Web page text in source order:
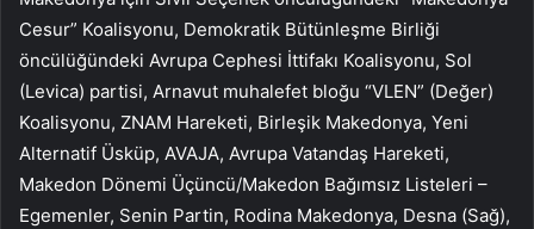
Cesur” Koalisyonu, Demokratik Bütünleşme Birliği
öncülüğündeki Avrupa Cephesi İttifakı Koalisyonu, Sol
(Levica) partisi, Arnavut muhalefet bloğu “VLEN” (Değer)
Koalisyonu, ZNAM Hareketi, Birleşik Makedonya, Yeni
Alternatif Üsküp, AVAJA, Avrupa Vatandaş Hareketi,
Makedon Dönemi Üçüncü/Makedon Bağımsız Listeleri –
Egemenler, Senin Partin, Rodina Makedonya, Desna (Sağ),